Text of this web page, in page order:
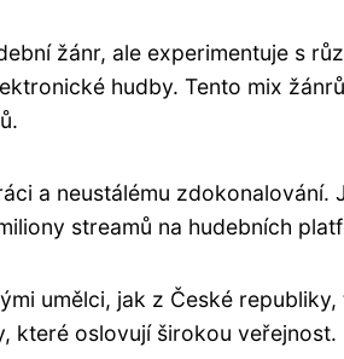
žánr, ale experimentuje s
hudby. Tento mix
a neustálému zdokonalování.
streamů na hudebních
umělci, jak z České
které oslovují širokou veřejnost.